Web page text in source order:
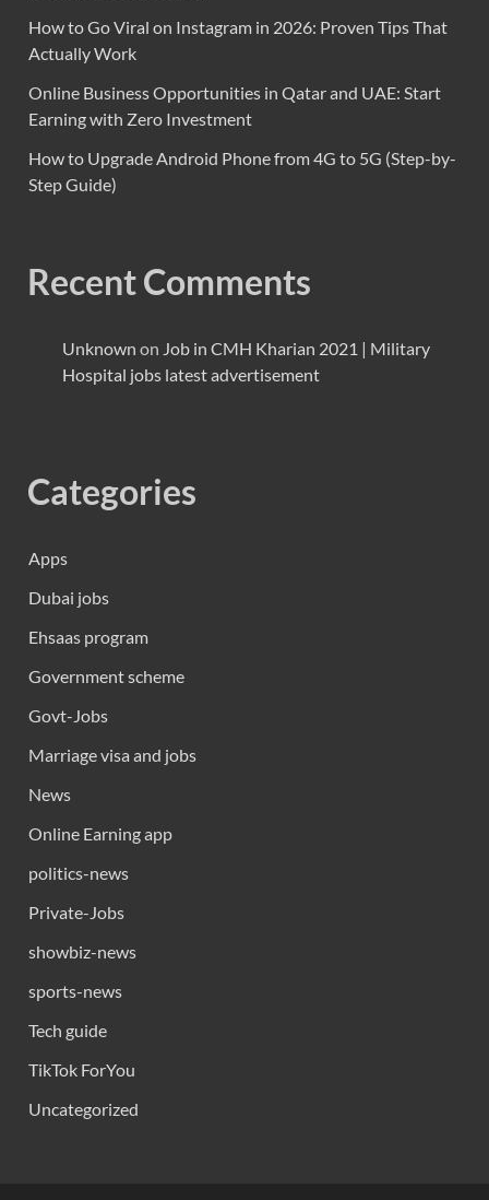
How to Go Viral on Instagram in 2026: Proven Tips That
Actually Work
Online Business Opportunities in Qatar and UAE: Start
Earning with Zero Investment
How to Upgrade Android Phone from 4G to 5G (Step-by-
Step Guide)
Recent Comments
Unknown on Job in CMH Kharian 2021 | Military
Hospital jobs latest advertisement
Categories
Apps
Dubai jobs
Ehsaas program
Government scheme
Govt-Jobs
Marriage visa and jobs
News
Online Earning app
politics-news
Private-Jobs
showbiz-news
sports-news
Tech guide
TikTok ForYou
Uncategorized